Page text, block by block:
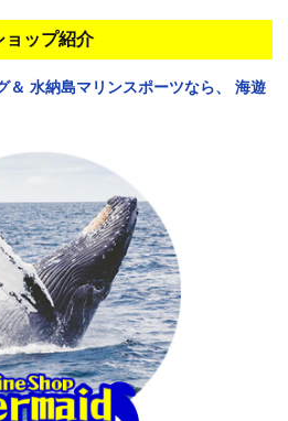
ョップ紹介
＆ 水納島マリンスポーツなら、
海遊